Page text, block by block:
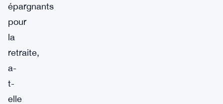
épargnants
pour
la
retraite,
a-
t-
elle